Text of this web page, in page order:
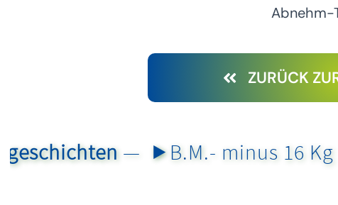
Abnehm-
ZURÜCK
— ⯈B.M.- minus 16 Kg— ⯈